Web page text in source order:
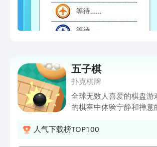
束3、迭机：己方棋子走
在一起，称为迭机4、撞
停留在同一格，称为撞机
到颜色相同而有虚线连接
线箭头指示的路线，通过
相同的的一格7、胜负：
达目的地的获胜8、概率
子都没有起飞会加大了起
率都一样【产品特点】1.
五子棋
扑克棋牌
全球无数人喜爱的棋盘游
的棋室中体验宁静和禅
内购、完全免费。◇ 清新
人气下载榜TOP100